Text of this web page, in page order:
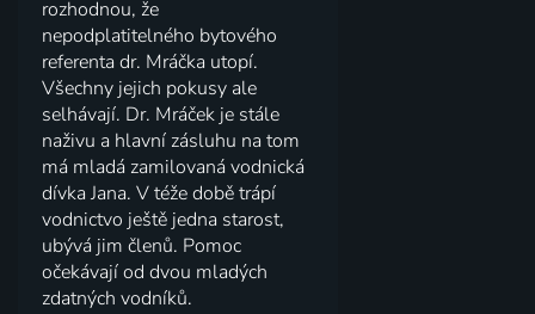
rozhodnou, že
nepodplatitelného bytového
referenta dr. Mráčka utopí.
Všechny jejich pokusy ale
selhávají. Dr. Mráček je stále
naživu a hlavní zásluhu na tom
má mladá zamilovaná vodnická
dívka Jana. V téže době trápí
vodnictvo ještě jedna starost,
ubývá jim členů. Pomoc
očekávají od dvou mladých
zdatných vodníků.